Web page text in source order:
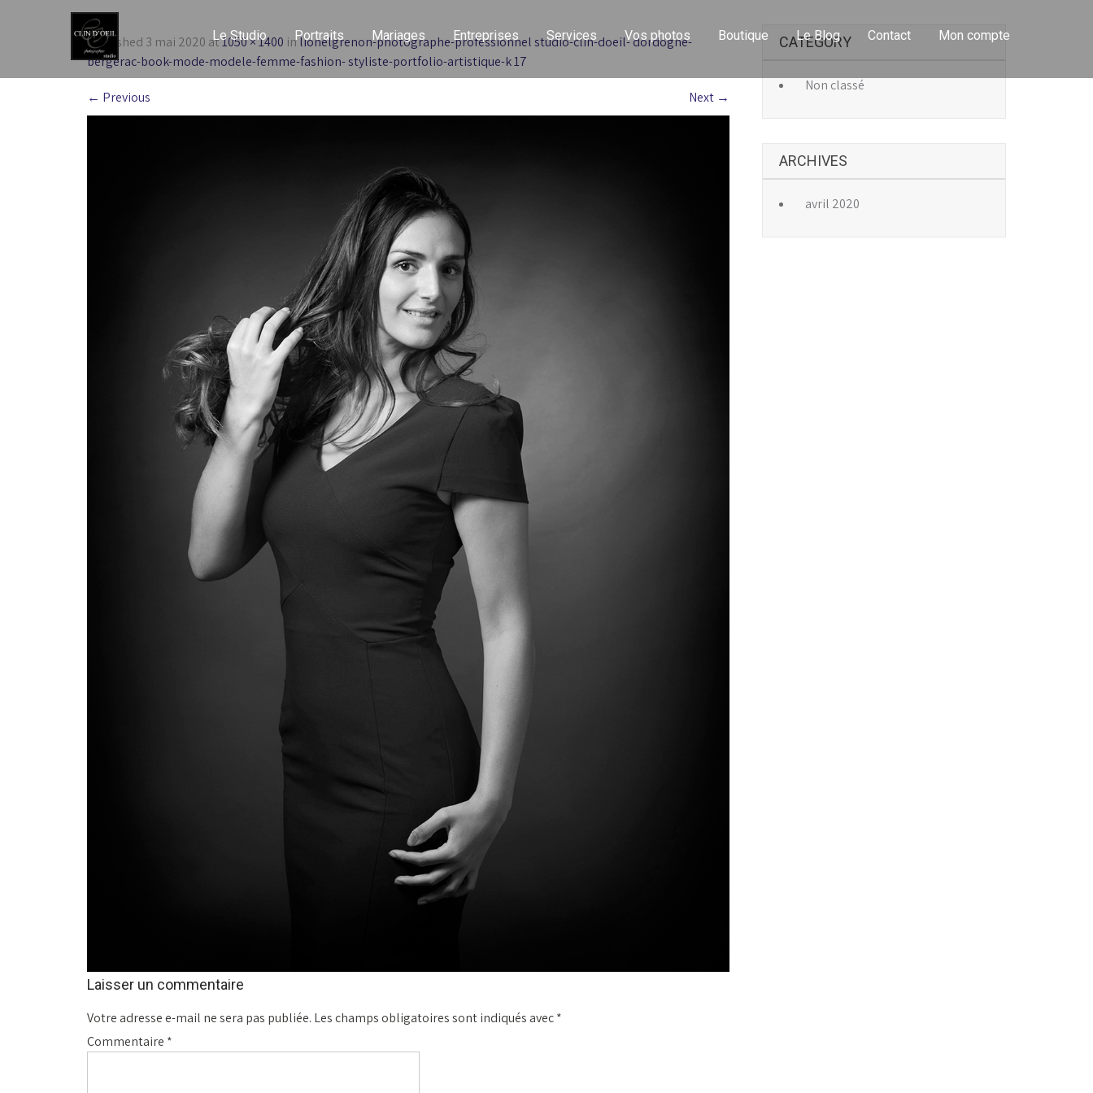
Le Studio Portraits Mariages Entreprises Services Vos photos Boutique Le Blog Contact Mon compte
Published 3 mai 2020 at1050 × 1400 inlionelgrenon-photographe-professionnel studio-clin-doeil- dordogne-
bergerac-book-mode-modele-femme-fashion- styliste-portfolio-artistique-k 17
← Previous Next →
Laisser un commentaire
Votre adresse e-mail ne sera pas publiée. Les champs obligatoires sont indiqués avec*
Commentaire *
CATEGORY
Non classé
ARCHIVES
avril 2020